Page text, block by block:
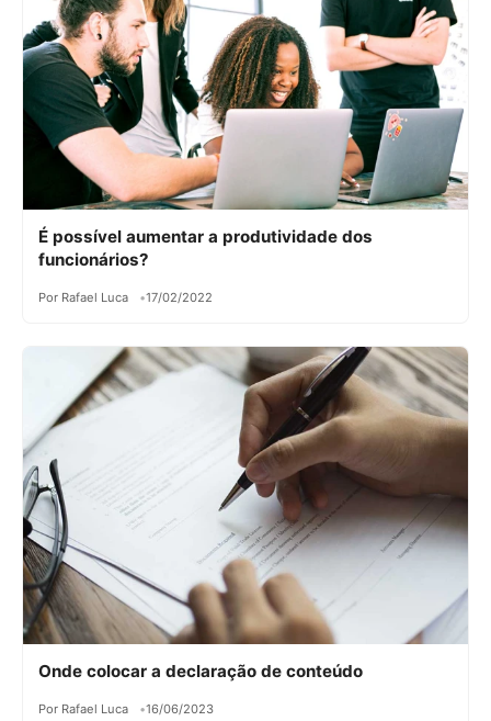
É possível aumentar a produtividade dos
funcionários?
Por Rafael Luca 17/02/2022
Onde colocar a declaração de conteúdo
Por Rafael Luca 16/06/2023